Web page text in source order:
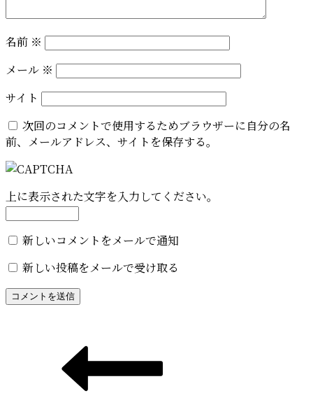
名前 ※
メール ※
サイト
次回のコメントで使用するためブラウザーに自分の名
前、メールアドレス、サイトを保存する。
上に表示された文字を入力してください。
新しいコメントをメールで通知
新しい投稿をメールで受け取る